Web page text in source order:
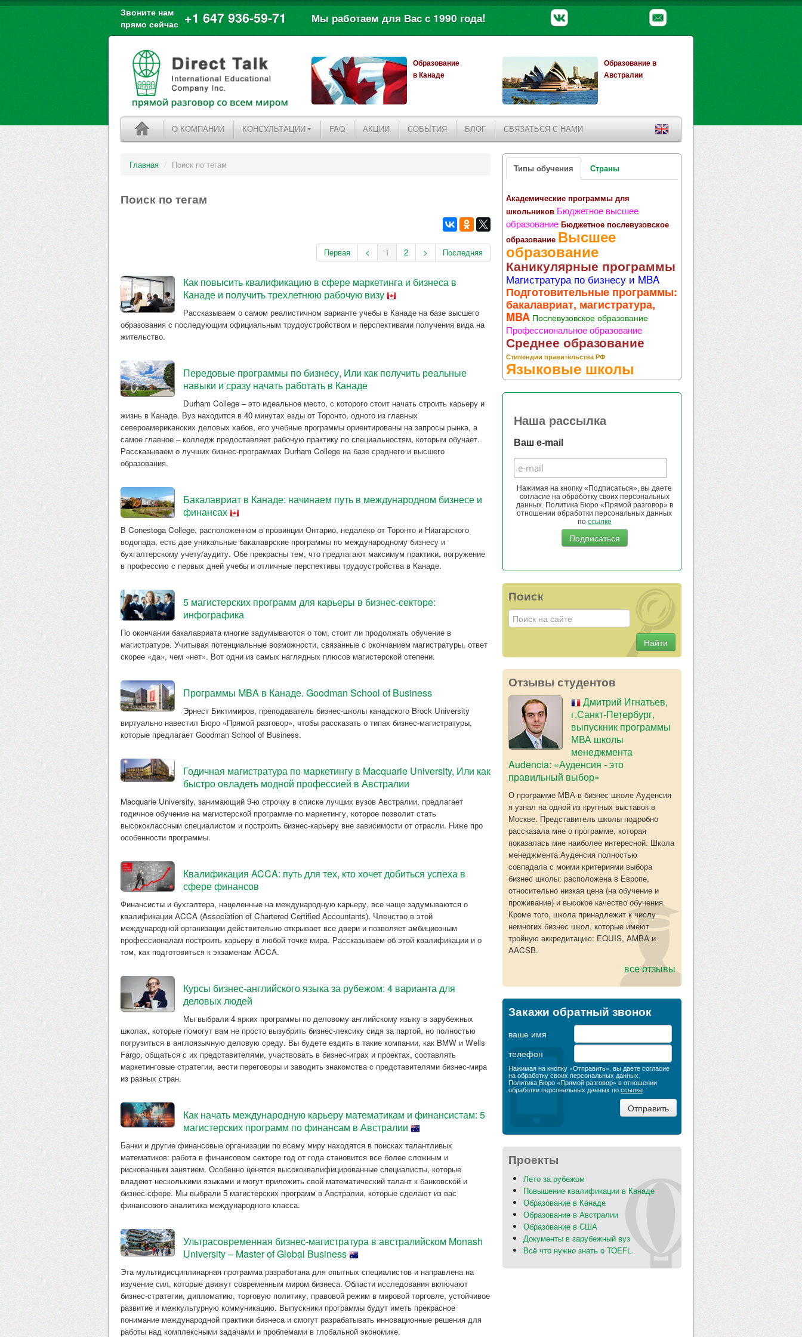
Звоните нам
прямо сейчас +1 647 936-59-71 Мы работаем для Вас с 1990 года!
Образование
в Канаде
Образование в
Австралии
О КОМПАНИИ КОНСУЛЬТАЦИИ FAQ АКЦИИ СОБЫТИЯ БЛОГ СВЯЗАТЬСЯ С НАМИ
Главная / Поиск по тегам
Поиск по тегам
Первая < 1 2 > Последняя
Как повысить квалификацию в сфере маркетинга и бизнеса в
Канаде и получить трехлетнюю рабочую визу
Рассказываем о самом реалистичном варианте учебы в Канаде на базе высшего
образования с последующим официальным трудоустройством и перспективами получения вида на
жительство.
Передовые программы по бизнесу, Или как получить реальные
навыки и сразу начать работать в Канаде
Durham College – это идеальное место, с которого стоит начать строить карьеру и
жизнь в Канаде. Вуз находится в 40 минутах езды от Торонто, одного из главных
североамериканских деловых хабов, его учебные программы ориентированы на запросы рынка, а
самое главное – колледж предоставляет рабочую практику по специальностям, которым обучает.
Рассказываем о лучших бизнес-программах Durham College на базе среднего и высшего
образования.
Бакалавриат в Канаде: начинаем путь в международном бизнесе и
финансах
В Conestoga College, расположенном в провинции Онтарио, недалеко от Торонто и Ниагарского
водопада, есть две уникальные бакалаврские программы по международному бизнесу и
бухгалтерскому учету/аудиту. Обе прекрасны тем, что предлагают максимум практики, погружение
в профессию с первых дней учебы и отличные перспективы трудоустройства в Канаде.
5 магистерских программ для карьеры в бизнес-секторе:
инфографика
По окончании бакалавриата многие задумываются о том, стоит ли продолжать обучение в
магистратуре. Учитывая потенциальные возможности, связанные с окончанием магистратуры, ответ
скорее «да», чем «нет». Вот одни из самых наглядных плюсов магистерской степени.
Программы MBA в Канаде. Goodman School of Business
Эрнест Биктимиров, преподаватель бизнес-школы канадского Brock University
виртуально навестил Бюро «Прямой разговор», чтобы рассказать о типах бизнес-магистратуры,
которые предлагает Goodman School of Business.
Годичная магистратура по маркетингу в Macquarie University, Или как
быстро овладеть модной профессией в Австралии
Macquarie University, занимающий 9-ю строчку в списке лучших вузов Австралии, предлагает
годичное обучение на магистерской программе по маркетингу, которое позволит стать
высококлассным специалистом и построить бизнес-карьеру вне зависимости от отрасли. Ниже про
особенности программы.
Квалификация ACCA: путь для тех, кто хочет добиться успеха в
сфере финансов
Финансисты и бухгалтера, нацеленные на международную карьеру, все чаще задумываются о
квалификации ACCA (Association of Chartered Certified Accountants). Членство в этой
международной организации действительно открывает все двери и позволяет амбициозным
профессионалам построить карьеру в любой точке мира. Рассказываем об этой квалификации и о
том, как подготовиться к экзаменам ACCA.
Курсы бизнес-английского языка за рубежом: 4 варианта для
деловых людей
Мы выбрали 4 ярких программы по деловому английскому языку в зарубежных
школах, которые помогут вам не просто вызубрить бизнес-лексику сидя за партой, но полностью
погрузиться в англоязычную деловую среду. Вы будете ездить в такие компании, как BMW и Wells
Fargo, общаться с их представителями, участвовать в бизнес-играх и проектах, составлять
маркетинговые стратегии, вести переговоры и заводить знакомства с представителями бизнес-мира
из разных стран.
Как начать международную карьеру математикам и финансистам: 5
магистерских программ по финансам в Австралии
Банки и другие финансовые организации по всему миру находятся в поисках талантливых
математиков: работа в финансовом секторе год от года становится все более сложным и
рискованным занятием. Особенно ценятся высококвалифицированные специалисты, которые
владеют несколькими языками и могут приложить свой математический талант к банковской и
бизнес-сфере. Мы выбрали 5 магистерских программ в Австралии, которые сделают из вас
финансового аналитика международного класса.
Ультрасовременная бизнес-магистратура в австралийском Monash
University – Master of Global Business
Эта мультидисциплинарная программа разработана для опытных специалистов и направлена на
изучение сил, которые движут современным миром бизнеса. Области исследования включают
бизнес-стратегии, дипломатию, торговую политику, правовой режим в мировой торговле, устойчивое
развитие и межкультурную коммуникацию. Выпускники программы будут иметь прекрасное
понимание международной практики бизнеса и смогут разрабатывать инновационные решения для
работы над комплексными задачами и проблемами в глобальной экономике.
Типы обучения Страны
Академические программы для
школьников Бюджетное высшее
образование Бюджетное послевузовское
образование Высшее
образование
Каникулярные программы
Магистратура по бизнесу и MBA
Подготовительные программы:
бакалавриат, магистратура,
MBA Послевузовское образование
Профессиональное образование
Среднее образование
Стипендии правительства РФ
Языковые школы
Наша рассылка
Ваш e-mail
Нажимая на кнопку «Подписаться», вы даете
согласие на обработку своих персональных
данных. Политика Бюро «Прямой разговор» в
отношении обработки персональных данных
по ссылке
Поиск
Найти
Отзывы студентов
Дмитрий Игнатьев,
г.Санкт-Петербург,
выпускник программы
МВА школы
менеджмента
Audencia: «Ауденсия - это
правильный выбор»
О программе МВА в бизнес школе Ауденсия
я узнал на одной из крупных выставок в
Москве. Представитель школы подробно
рассказала мне о программе, которая
показалась мне наиболее интересной. Школа
менеджмента Ауденсия полностью
совпадала с моими критериями выбора
бизнес школы: расположена в Европе,
относительно низкая цена (на обучение и
проживание) и высокое качество обучения.
Кроме того, школа принадлежит к числу
немногих бизнес школ, которые имеют
тройную аккредитацию: EQUIS, AMBA и
AACSB.
все отзывы
Закажи обратный звонок
ваше имя
телефон
Нажимая на кнопку «Отправить», вы даете согласие
на обработку своих персональных данных.
Политика Бюро «Прямой разговор» в отношении
обработки персональных данных поссылке
Проекты
Лето за рубежом
Повышение квалификации в Канаде
Образование в Канаде
Образование в Австралии
Образование в США
Документы в зарубежный вуз
Всё что нужно знать о TOEFL